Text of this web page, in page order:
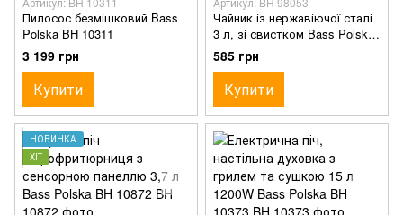
Пилосос безмішковий Bass
Polska BH 10311
3 199 грн
Купити
Чайник із нержавіючої сталі
3 л, зі свистком Bass Polska
BH 98053 чорний
585 грн
Купити
НОВИНКА
ХІТ